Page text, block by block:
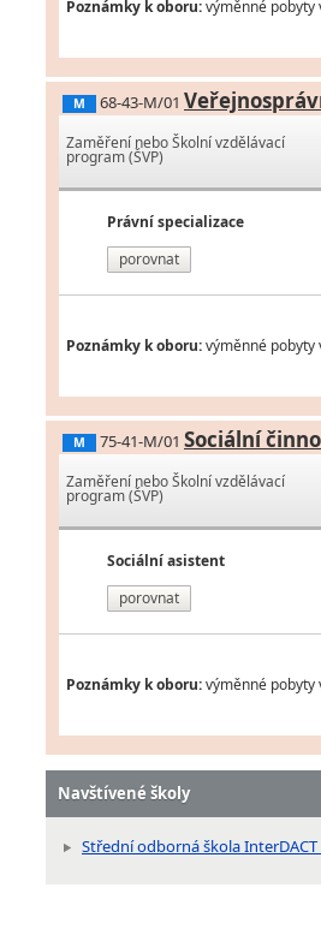
Poznámky k oboru:výměnné pobyty
M 68-43-M/01
Zaměření nebo Školní vzdělávací
program (ŠVP)
Právní specializace
porovnat
Poznámky k oboru:výměnné pobyty
M 75-41-M/01 Sociální
Zaměření nebo Školní vzdělávací
program (ŠVP)
Sociální asistent
porovnat
Poznámky k oboru:výměnné pobyty
Navštívené školy
Střední odborná škola